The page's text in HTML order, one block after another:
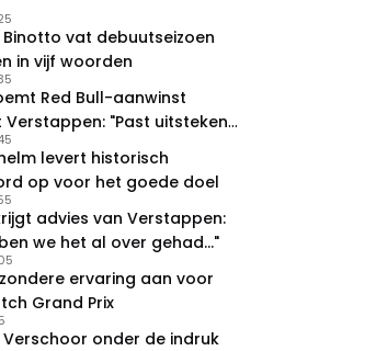
Binotto vat debuutseizoen
in vijf woorden
Red Bull-aanwinst
"Past uitstekend
levert historisch
op voor het goede doel
advies van Verstappen:
we het al over gehad..."
ervaring aan voor
Grand Prix
Verschoor onder de indruk